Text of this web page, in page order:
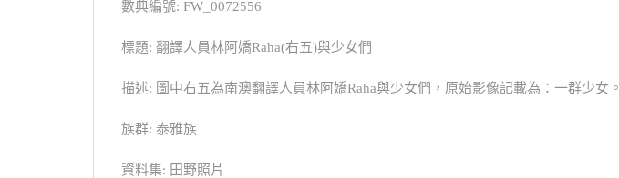
數典編號: FW_0072556
標題: 翻譯人員林阿嬌Raha(右五)與少女們
描述: 圖中右五為南澳翻譯人員林阿嬌Raha與少女們，原始影像記載為：一群少女。
族群: 泰雅族
資料集: 田野照片